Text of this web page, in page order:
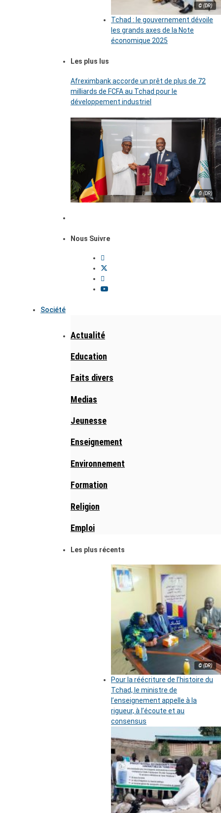
© (DR)
Tchad : le gouvernement dévoile
les grands axes de la Note
économique 2025
Les plus lus
Afreximbank accorde un prêt de plus de 72
milliards de FCFA au Tchad pour le
développement industriel
© (DR)
Nous Suivre
Société
Actualité
Education
Faits divers
Medias
Jeunesse
Enseignement
Environnement
Formation
Religion
Emploi
Les plus récents
© (DR)
Pour la réécriture de l’histoire du
Tchad, le ministre de
l’enseignement appelle à la
rigueur, à l’écoute et au
consensus